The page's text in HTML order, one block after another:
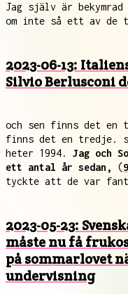
Jag själv är
om inte så ett av de
2023-06-13:
Silvio Berlusconi
och sen finns det en
finns det en tredje.
heter 1994. Jag och
ett antal år sedan,
(
tyckte att de var
2023-05-23:
måste nu få
på sommarlovet
undervisning